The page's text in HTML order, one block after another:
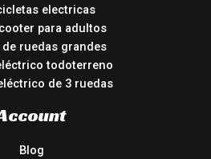
electricas
para adultos
ruedas grandes
todoterreno
de 3 ruedas
Blog